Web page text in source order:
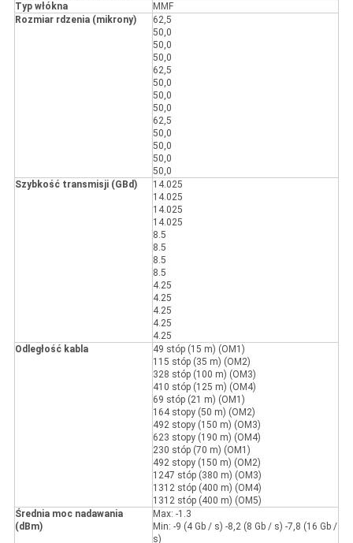
Typ włókna
MMF
Rozmiar rdzenia (mikrony)
62,5
50,0
50,0
50,0
62,5
50,0
50,0
50,0
62,5
50,0
50,0
50,0
50,0
Szybkość transmisji (GBd)
14.025
14.025
14.025
14.025
8.5
8.5
8.5
8.5
4.25
4.25
4.25
4.25
4.25
Odległość kabla
49 stóp (15 m) (OM1)
115 stóp (35 m) (OM2)
328 stóp (100 m) (OM3)
410 stóp (125 m) (OM4)
69 stóp (21 m) (OM1)
164 stopy (50 m) (OM2)
492 stopy (150 m) (OM3)
623 stopy (190 m) (OM4)
230 stóp (70 m) (OM1)
492 stopy (150 m) (OM2)
1247 stóp (380 m) (OM3)
1312 stóp (400 m) (OM4)
1312 stóp (400 m) (OM5)
Średnia moc nadawania
(dBm)
Max: -1.3
Min: -9 (4 Gb / s) -8,2 (8 Gb / s) -7,8 (16 Gb /
s)